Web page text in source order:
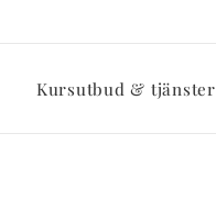
Kursutbud & tjänster